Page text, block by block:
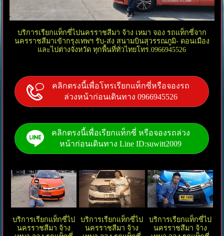
บริการเรียกแท็กซี่ไปนครราชสีมา จ้าง เหมา จอง รถแท็กซี่จาก
นครราชสีมาเข้ากรุงเทพฯ รับ-ส่ง สนามบินสุวรรณภูมิ- ดอนเมือง
และไปต่างจังหวัด ทุกพื้นที่ทั่วไทยโทร.0966945526
คลิกตรงนี้เพื่อโทรเรียกแท็กซี่หรือจองรถ
ล่วงหน้าก่อนเดินทาง 0966945526
คลิกตรงนี้เพื่อเรียกแท็กซี่ หรือจองรถล่วง
หน้าก่อนเดินทาง Line ID:suwitt2009
บริการเรียกแท็กซี่ไป
นครราชสีมา จ้าง
บริการเรียกแท็กซี่ไป
นครราชสีมา จ้าง
บริการเรียกแท็กซี่ไป
นครราชสีมา จ้าง